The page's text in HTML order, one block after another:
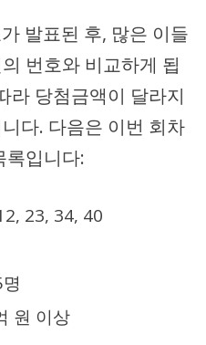
발표된 후, 많은 이들
번호와 비교하게 됩
라 당첨금액이 달라지
다. 다음은 이번 회차
록입니다:
23, 34, 40
원 이상